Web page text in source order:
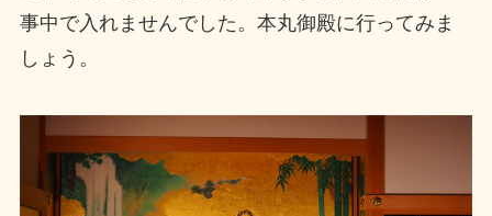
事中で入れませんでした。本丸御殿に行ってみま
しょう。